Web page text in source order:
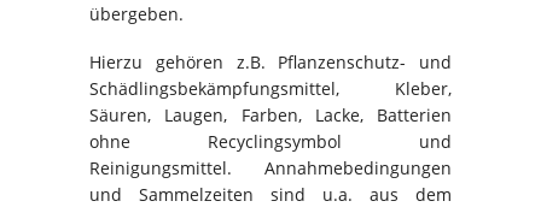
übergeben.
Hierzu gehören z.B. Pflanzenschutz- und
Schädlingsbekämpfungsmittel, Kleber,
Säuren, Laugen, Farben, Lacke, Batterien
ohne Recyclingsymbol und
Reinigungsmittel. Annahmebedingungen
und Sammelzeiten sind u.a. aus dem